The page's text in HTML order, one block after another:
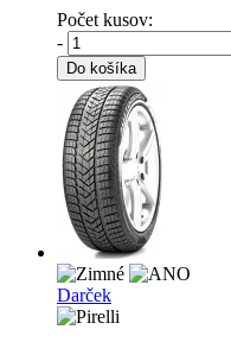
Počet kusov:
-
Do košíka
Darček